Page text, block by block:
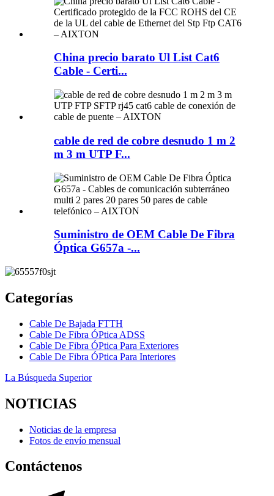
China precio barato Ul List Cat6
Cable - Certi...
cable de red de cobre desnudo 1 m 2
m 3 m UTP F...
Suministro de OEM Cable De Fibra
Óptica G657a -...
Categorías
Cable De Bajada FTTH
Cable De Fibra ÓPtica ADSS
Cable De Fibra ÓPtica Para Exteriores
Cable De Fibra ÓPtica Para Interiores
La Búsqueda Superior
NOTICIAS
Noticias de la empresa
Fotos de envío mensual
Contáctenos